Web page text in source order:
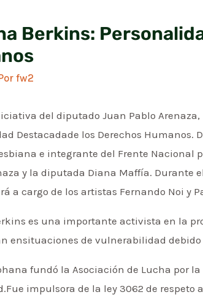
Berkins:
fw2
del diputado Juan Pablo
Destacadade los Derechos
e integrante del Frente Nacional
y la diputada Diana Maffía. Durante
a cargo de los artistas Fernando Noi y
es una importante activista en la
ensituaciones de vulnerabilidad
fundó la Asociación de Lucha por
impulsora de la ley 3062 de